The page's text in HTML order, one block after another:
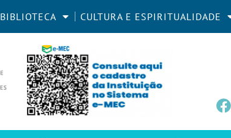
BIBLIOTECA CULTURA E ESPIRITUALIDADE